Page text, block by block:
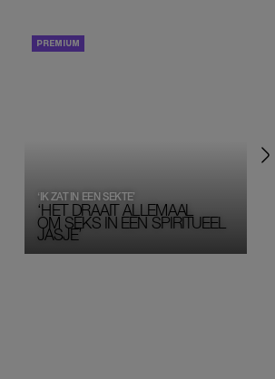
‘HET DRAAIT ALLEMAAL
OM SEKS IN EEN SPIRITUEEL
JASJE’
‘IK ZAT IN EEN SEKTE’